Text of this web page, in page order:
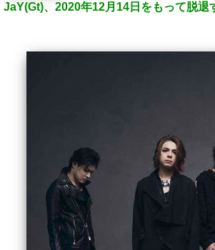
JaY(Gt)、2020年12月14日をもって脱退